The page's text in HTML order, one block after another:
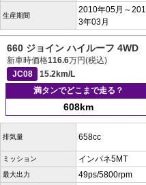
生産期間
2010年05月～201
3年03月
660 ジョイン ハイルーフ 4WD
新車時価格116.6万円(税込)
JC08
15.2km/L
満タンでどこまで走る？
608km
排気量 658cc
ミッション インパネ5MT
最大出力 49ps/5800rpm